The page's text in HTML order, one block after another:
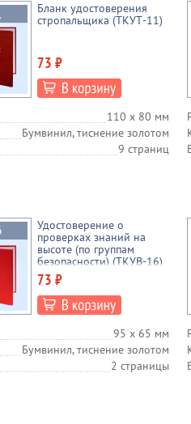
Бланк удостоверения
стропальщика (ТКУТ-11)
73 ₽
110 х 80 мм
Бумвинил, тиснение золотом
9 страниц
Удостоверение о
проверках знаний на
высоте (по группам
безопасности) (ТКУВ-16)
73 ₽
95 х 65 мм
Бумвинил, тиснение золотом
2 страницы